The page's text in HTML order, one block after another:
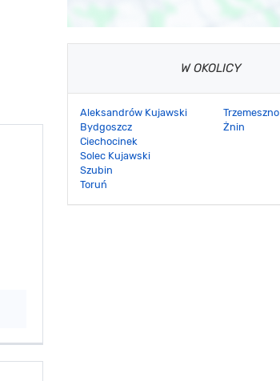
W OKOLICY
Aleksandrów Kujawski
Bydgoszcz
Ciechocinek
Solec Kujawski
Szubin
Toruń
Trzemeszno
Żnin